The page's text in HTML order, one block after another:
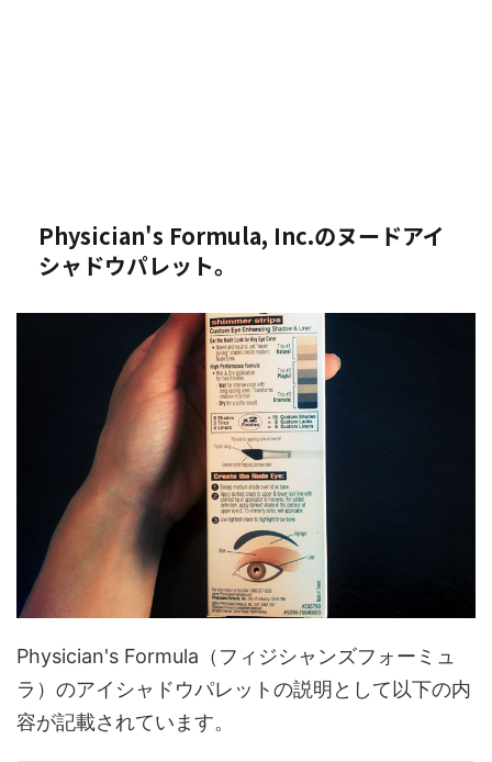
Physician's Formula, Inc.のヌードアイ
シャドウパレット。
Physician's Formula（フィジシャンズフォーミュ
ラ）のアイシャドウパレットの説明として以下の内
容が記載されています。